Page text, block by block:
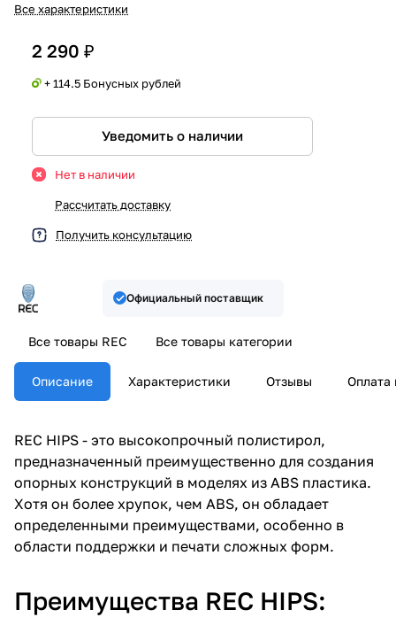
Все характеристики
2 290 ₽
+ 114.5 Бонусных рублей
Уведомить о наличии
Нет в наличии
Рассчитать доставку
Получить консультацию
Официальный поставщик
Все товары REC Все товары категории
Описание Характеристики Отзывы Оплата
REC HIPS - это высокопрочный полистирол,
предназначенный преимущественно для создания
опорных конструкций в моделях из ABS пластика.
Хотя он более хрупок, чем ABS, он обладает
определенными преимуществами, особенно в
области поддержки и печати сложных форм.
Преимущества REC HIPS: